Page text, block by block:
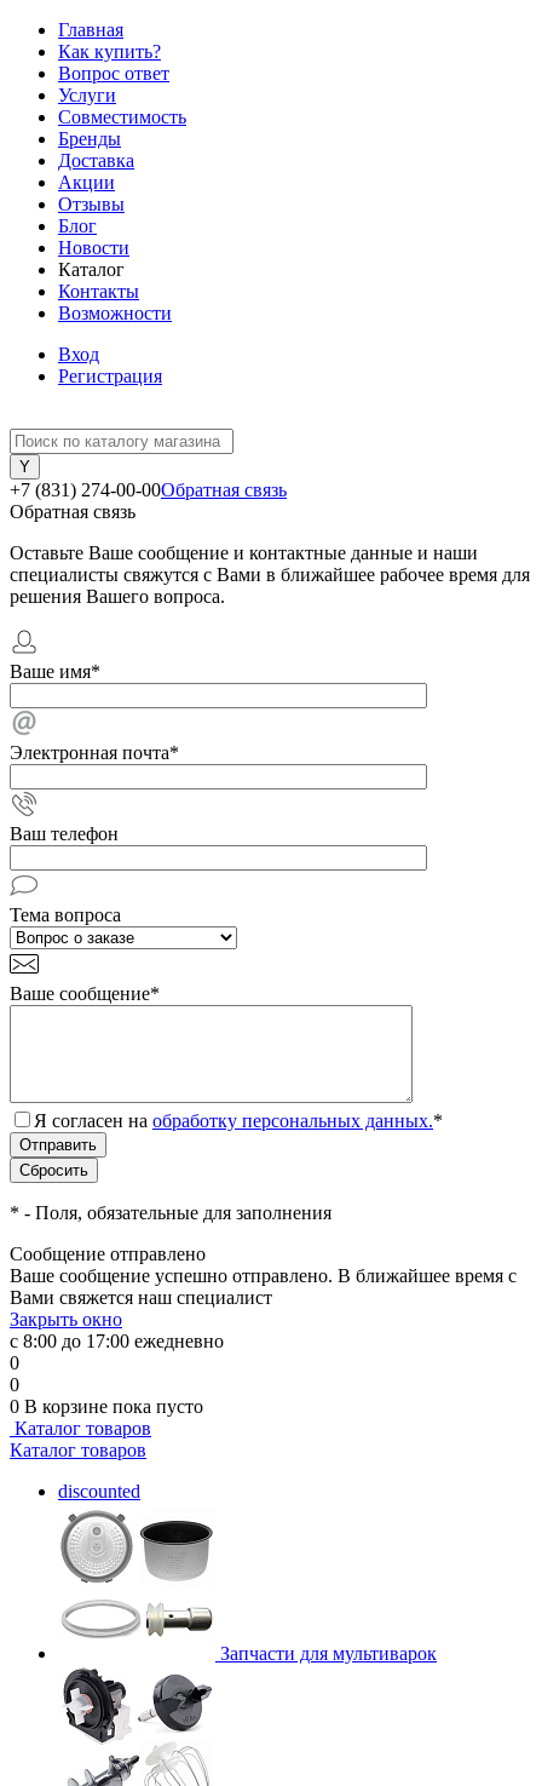
Главная
Как купить?
Вопрос ответ
Услуги
Совместимость
Бренды
Доставка
Акции
Отзывы
Блог
Новости
Каталог
Контакты
Возможности
Вход
Регистрация
+7 (831) 274-00-00Обратная связь
Обратная связь
Оставьте Ваше сообщение и контактные данные и наши
специалисты свяжутся с Вами в ближайшее рабочее время для
решения Вашего вопроса.
Ваше имя*
Электронная почта*
Ваш телефон
Тема вопроса
Ваше сообщение*
Я согласен на обработку персональных данных.*
* - Поля, обязательные для заполнения
Сообщение отправлено
Ваше сообщение успешно отправлено. В ближайшее время с
Вами свяжется наш специалист
Закрыть окно
с 8:00 до 17:00 ежедневно
0
0
0 В корзине пока пусто
Каталог товаров
Каталог товаров
discounted
Запчасти для мультиварок